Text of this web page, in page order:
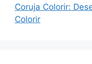
Coruja Colorir:
Colorir